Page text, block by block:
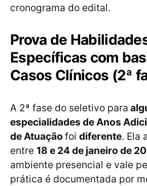
cronograma do edital.
Prova de
Específicas com
Casos Clínicos (2ª
A 2ª fase do seletivo para
especialidades de Anos
de Atuação foi diferente. Ela
entre 18 e 24 de janeiro de
ambiente presencial e vale
prática é documentada por